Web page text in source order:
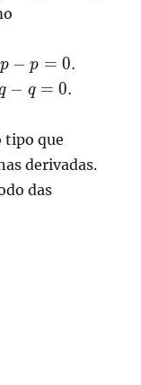
p − p = 0.
− q = 0.
tipo que
derivadas.
das